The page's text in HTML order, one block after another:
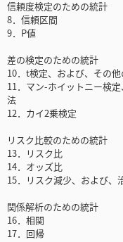
信頼度検定のための統計
8．信頼区間
9．P値
差の検定のための統計
10．t検定、および、その
11．マン-ホイットニー検
法
12．カイ2乗検定
リスク比較のための統計
13．リスク比
14．オッズ比
15．リスク減少、および、
関係解析のための統計
16．相関
17．回帰